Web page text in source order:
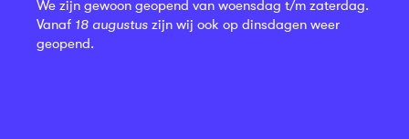
We zijn gewoon geopend van woensdag t/m zaterdag.
Vanaf 18 augustus zijn wij ook op dinsdagen weer
geopend.